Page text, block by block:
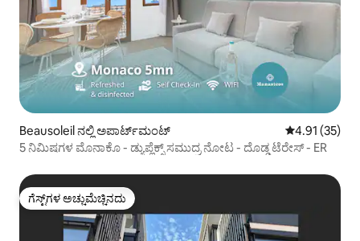
Beausoleil ನಲ್ಲಿ ಅಪಾರ್ಟ್‌ಮಂಟ್ 5 ರಲ್ಲಿ 4.91
4.91 (35)
5 ನಿಮಿಷಗಳ ಮೊನಾಕೊ - ಡ್ಯುಪ್ಲೆಕ್ಸ್ ಸಮುದ್ರ ನೋಟ - ದೊಡ್ಡ ಟೆರೇಸ್ - ER
ಗೆಸ್ಟ್‌ಗಳ ಅಚ್ಚುಮೆಚ್ಚಿನದು
ಗೆಸ್ಟ್‌ಗಳ ಅಚ್ಚುಮೆಚ್ಚಿನದು